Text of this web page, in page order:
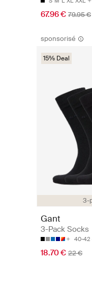
67.96 € 79.95 €
sponsorisé
3-
15% Deal
Gant
3-Pack Socks
40-42
18.70 € 22 €